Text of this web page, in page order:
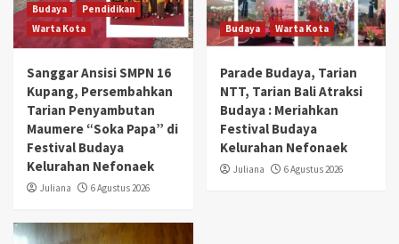
Budaya
Pendidikan
Warta Kota
Sanggar Ansisi SMPN 16
Kupang, Persembahkan
Tarian Penyambutan
Maumere “Soka Papa” di
Festival Budaya
Kelurahan Nefonaek
Juliana 6 Agustus 2026
Budaya Warta Kota
Parade Budaya, Tarian
NTT, Tarian Bali Atraksi
Budaya : Meriahkan
Festival Budaya
Kelurahan Nefonaek
Juliana 6 Agustus 2026